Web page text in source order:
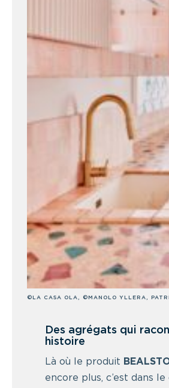
©LA CASA OLA, ©MANOLO YLLERA,
Des agrégats qui
histoire
Là où le produit
encore plus, c’est dans le